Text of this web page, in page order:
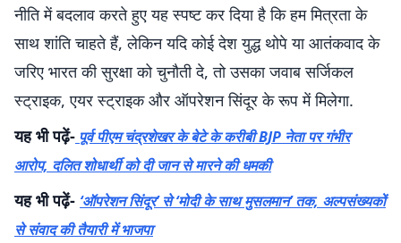
नीति में बदलाव करते हुए यह स्पष्ट कर दिया है कि हम मित्रता के
साथ शांति चाहते हैं, लेकिन यदि कोई देश युद्ध थोपे या आतंकवाद के
जरिए भारत की सुरक्षा को चुनौती दे, तो उसका जवाब सर्जिकल
स्ट्राइक, एयर स्ट्राइक और ऑपरेशन सिंदूर के रूप में मिलेगा.
यह भी पढ़ें- पूर्व पीएम चंद्रशेखर के बेटे के करीबी BJP नेता पर गंभीर
आरोप, दलित शोधार्थी को दी जान से मारने की धमकी
यह भी पढ़ें- ‘ऑपरेशन सिंदूर’ से ‘मोदी के साथ मुसलमान’ तक, अल्पसंख्यकों
से संवाद की तैयारी में भाजपा